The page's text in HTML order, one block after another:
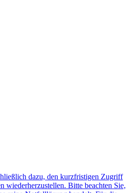
dazu, den kurzfristigen Zugriff
wiederherzustellen. Bitte beachten Sie,